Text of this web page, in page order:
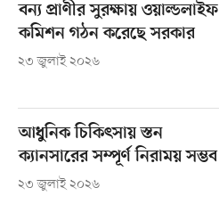
বন্য প্রাণীর সুরক্ষায় ওয়াল্ডলাইফ
কমিশন গঠন করেছে সরকার
২৩ জুলাই ২০২৬
আধুনিক চিকিৎসায় স্তন
ক্যানসারের সম্পূর্ণ নিরাময় সম্ভব
২৩ জুলাই ২০২৬